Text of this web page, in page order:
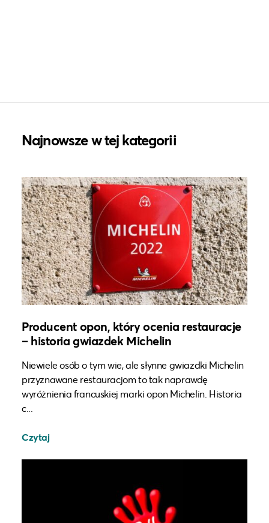
Najnowsze w tej kategorii
Producent opon, który ocenia restauracje
– historia gwiazdek Michelin
Niewiele osób o tym wie, ale słynne gwiazdki Michelin
przyznawane restauracjom to tak naprawdę
wyróżnienia francuskiej marki opon Michelin. Historia
c...
Czytaj